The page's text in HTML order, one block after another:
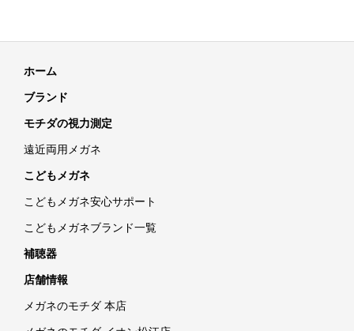
ホーム
ブランド
モチダの視力測定
遠近両用メガネ
こどもメガネ
こどもメガネ安心サポート
こどもメガネブランド一覧
補聴器
店舗情報
メガネのモチダ 本店